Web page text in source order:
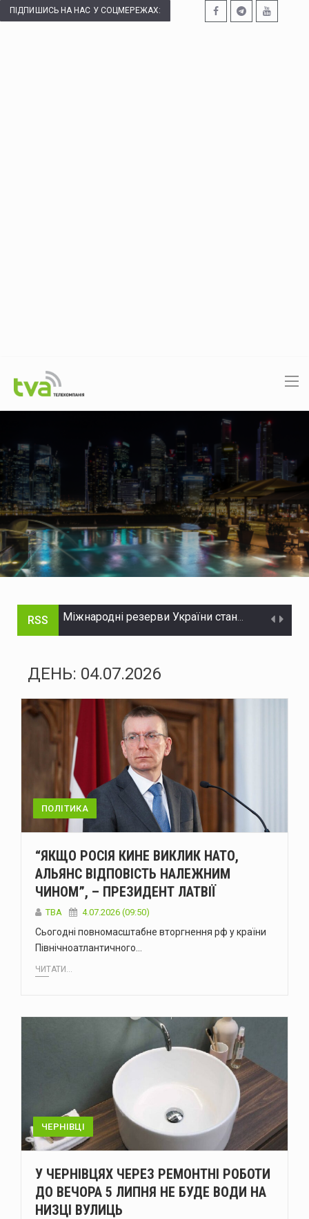
ПІДПИШИСЬ НА НАС У СОЦМЕРЕЖАХ:
RSS У Чернівцях через ДТП на Вокзальній ускладнений рух транспорту
Енергоатом відремонтував п’ять енергоблоків АЕС
Український гросмейстер Василь Іванчук увійде до Зали світової шахової слави
Українська ППО у липні перехопила лише 29 зі 195 балістичних ракет – МОУ
ДЕНЬ: 04.07.2026
ПОЛІТИКА
“ЯКЩО РОСІЯ КИНЕ ВИКЛИК НАТО,
АЛЬЯНС ВІДПОВІСТЬ НАЛЕЖНИМ
ЧИНОМ”, – ПРЕЗИДЕНТ ЛАТВІЇ
ТВА 4.07.2026 (09:50)
Сьогодні повномасштабне вторгнення рф у країни
Північноатлантичного…
ЧИТАТИ...
ЧЕРНІВЦІ
У ЧЕРНІВЦЯХ ЧЕРЕЗ РЕМОНТНІ РОБОТИ
ДО ВЕЧОРА 5 ЛИПНЯ НЕ БУДЕ ВОДИ НА
НИЗЦІ ВУЛИЦЬ